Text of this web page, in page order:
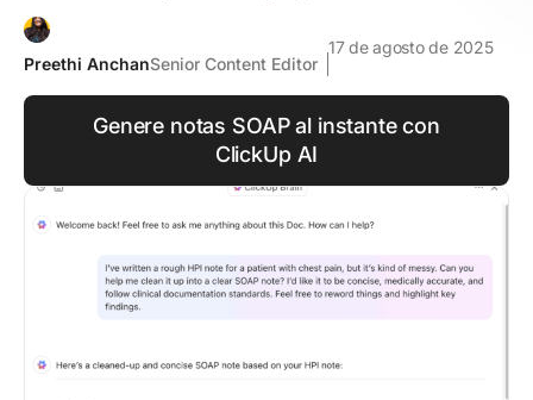
Preethi AnchanSenior Content Editor
17 de agosto de 2025
Genere notas SOAP al instante con
ClickUp AI